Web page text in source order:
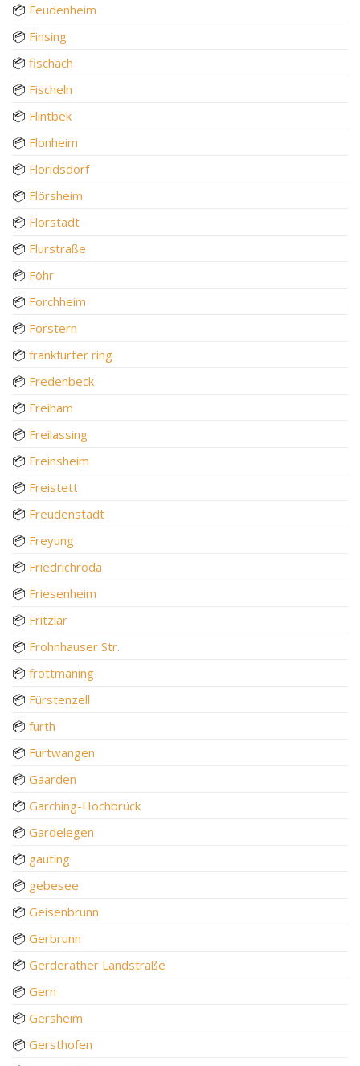
📦 Feudenheim
📦 Finsing
📦 fischach
📦 Fischeln
📦 Flintbek
📦 Flonheim
📦 Floridsdorf
📦 Flörsheim
📦 Florstadt
📦 Flurstraße
📦 Föhr
📦 Forchheim
📦 Forstern
📦 frankfurter ring
📦 Fredenbeck
📦 Freiham
📦 Freilassing
📦 Freinsheim
📦 Freistett
📦 Freudenstadt
📦 Freyung
📦 Friedrichroda
📦 Friesenheim
📦 Fritzlar
📦 Frohnhauser Str.
📦 fröttmaning
📦 Fürstenzell
📦 furth
📦 Furtwangen
📦 Gaarden
📦 Garching-Hochbrück
📦 Gardelegen
📦 gauting
📦 gebesee
📦 Geisenbrunn
📦 Gerbrunn
📦 Gerderather Landstraße
📦 Gern
📦 Gersheim
📦 Gersthofen